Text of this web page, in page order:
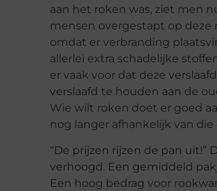
aan het roken was, ziet men
mensen overgestapt op deze
omdat er verbranding
allerlei extra schadelijke
er vaak voor dat deze
verslaafd te houden aan de
Wie wilt roken doet er goed
nog langer afhankelijk van
“De prijzen rijzen de pan uit!”
verhoogd. Een gemiddeld
Een hoog bedrag voor